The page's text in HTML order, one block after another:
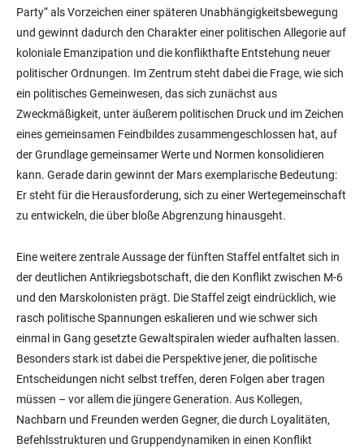
Party“ als Vorzeichen einer späteren Unabhängigkeitsbewegung
und gewinnt dadurch den Charakter einer politischen Allegorie auf
koloniale Emanzipation und die konflikthafte Entstehung neuer
politischer Ordnungen. Im Zentrum steht dabei die Frage, wie sich
ein politisches Gemeinwesen, das sich zunächst aus
Zweckmäßigkeit, unter äußerem politischen Druck und im Zeichen
eines gemeinsamen Feindbildes zusammengeschlossen hat, auf
der Grundlage gemeinsamer Werte und Normen konsolidieren
kann. Gerade darin gewinnt der Mars exemplarische Bedeutung:
Er steht für die Herausforderung, sich zu einer Wertegemeinschaft
zu entwickeln, die über bloße Abgrenzung hinausgeht.
Eine weitere zentrale Aussage der fünften Staffel entfaltet sich in
der deutlichen Antikriegsbotschaft, die den Konflikt zwischen M-6
und den Marskolonisten prägt. Die Staffel zeigt eindrücklich, wie
rasch politische Spannungen eskalieren und wie schwer sich
einmal in Gang gesetzte Gewaltspiralen wieder aufhalten lassen.
Besonders stark ist dabei die Perspektive jener, die politische
Entscheidungen nicht selbst treffen, deren Folgen aber tragen
müssen – vor allem die jüngere Generation. Aus Kollegen,
Nachbarn und Freunden werden Gegner, die durch Loyalitäten,
Befehlsstrukturen und Gruppendynamiken in einen Konflikt